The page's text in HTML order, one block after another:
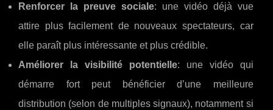
Renforcer la preuve sociale: une vidéo déjà vue
attire plus facilement de nouveaux spectateurs, car
elle paraît plus intéressante et plus crédible.
Améliorer la visibilité potentielle: une vidéo qui
démarre fort peut bénéficier d’une meilleure
distribution (selon de multiples signaux), notamment si